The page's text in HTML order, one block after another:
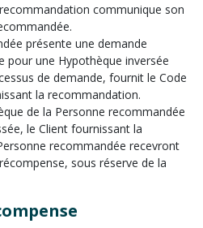
communique son
présente une demande
pour une Hypothèque inversée
de demande, fournit le Code
la recommandation.
de la Personne recommandée
le Client fournissant la
recommandée recevront
sous réserve de la